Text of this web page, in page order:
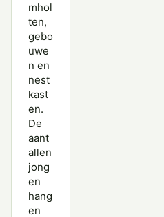
mhol
ten,
gebo
uwe
n en
nest
kast
en.
De
aant
allen
jong
en
hang
en